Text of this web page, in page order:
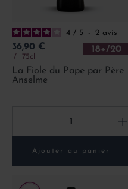
4 / 5 - 2 avis
Prix
36,90 €
75cl
18+/20
La Fiole du Pape par Père
Anselme
- +
Ajouter au panier